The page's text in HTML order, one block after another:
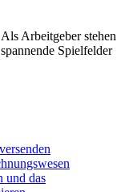
Arbeitgeber stehen
Spielfelder
und das